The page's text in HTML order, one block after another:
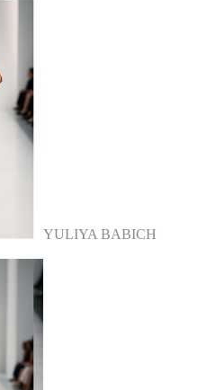
YULIYA BABICH